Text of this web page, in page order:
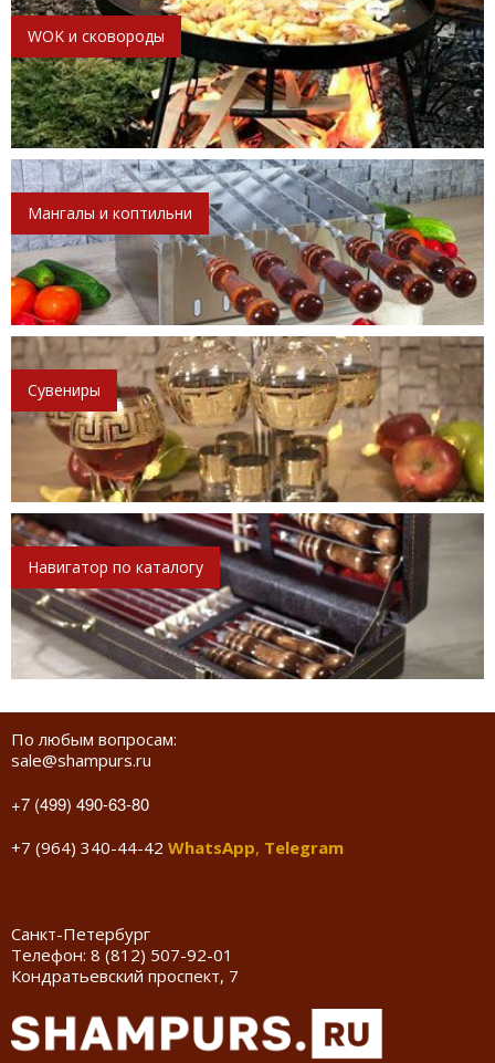
WOK и сковороды
Мангалы и коптильни
Сувениры
Навигатор по каталогу
По любым вопросам:
sale@shampurs.ru
+7 (499) 490-63-80
+7 (964) 340-44-42 WhatsApp, Telegram
Санкт-Петербург
Телефон: 8 (812) 507-92-01
Кондратьевский проспект, 7